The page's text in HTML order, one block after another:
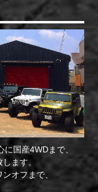
国産4WDまで、
ます。
オフまで、